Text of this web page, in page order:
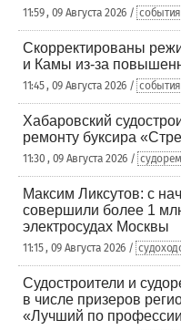
11:59 , 09 Августа 2026 / события
Скорректированы
и Камы из-за
11:45 , 09 Августа 2026 / события
Хабаровский
ремонту буксира
11:30 , 09 Августа 2026 /
Максим Ликсутов: с
совершили более 1
электросудах Москвы
11:15 , 09 Августа 2026 /
Судостроители и
в числе призеров
«Лучший по